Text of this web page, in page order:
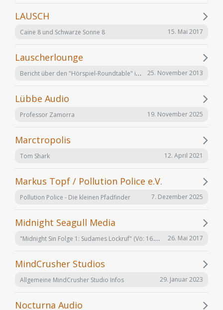
LAUSCH
Caine 8 und Schwarze Sonne 8 15. Mai 2017
Lauscherlounge
Bericht über den "Hörspiel-Roundtable" im Lauschermagazin 25. November 2013
Lübbe Audio
Professor Zamorra 19. November 2025
Marctropolis
Tom Shark 12. April 2021
Markus Topf / Pollution Police e.V.
Pollution Police - Die kleinen Pfadfinder 7. Dezember 2025
Midnight Seagull Media
"Midnight Sin Folge 1: Sudames Lockruf" (Vö: 16.06.2017) 26. Mai 2017
MindCrusher Studios
Allgemeine MindCrusher Studio Infos 29. Januar 2023
Nocturna Audio